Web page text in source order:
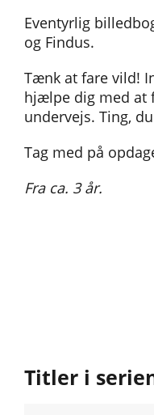
Eventyrlig
og Findus.
Tænk at fare vild!
hjælpe dig med at
undervejs. Ting,
Tag med på
Fra ca. 3 år.
Titler i